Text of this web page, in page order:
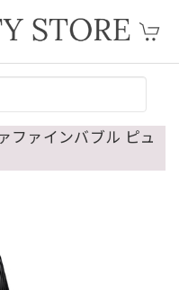
ファインバブル ピュ